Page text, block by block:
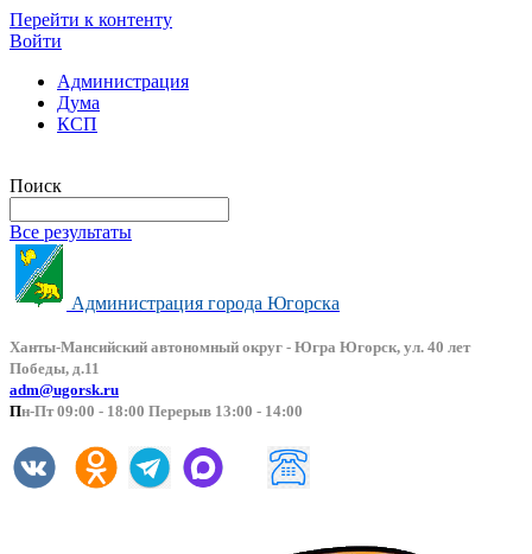
Перейти к контенту
Войти
Администрация
Дума
КСП
Поиск
Все результаты
Администрация города Югорска
Ханты-Мансийский автономный округ - Югра Югорск, ул. 40 лет
Победы, д.11
adm@ugorsk.ru
Пн-Пт 09:00 - 18:00 Перерыв 13:00 - 14:00